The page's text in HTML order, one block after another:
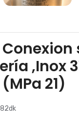
,Inox
21)